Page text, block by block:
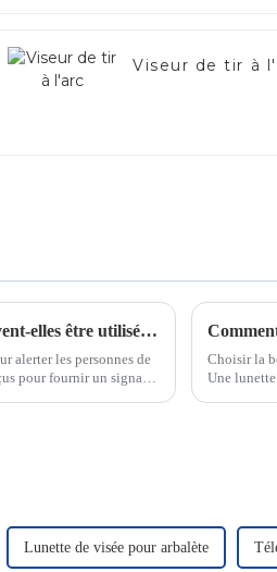
Viseur de tir à
Dans quelles conditions les lampes clignotantes peuvent-elles être utilisées ?
alerter les personnes de
pour fournir un signal
Choisir la
Une
Lunette de visée pour arbalète